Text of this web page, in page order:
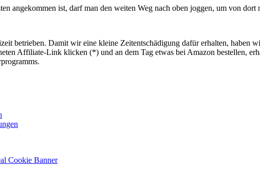
angekommen ist, darf man den weiten Weg nach oben joggen, um von dort
betrieben. Damit wir eine kleine Zeitentschädigung dafür erhalten, haben
Affiliate-Link klicken (*) und an dem Tag etwas bei Amazon bestellen,
Cookie Banner